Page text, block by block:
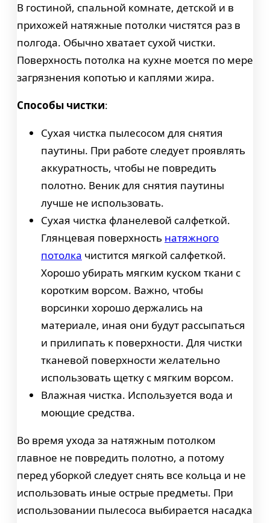
В гостиной, спальной комнате, детской и в
прихожей натяжные потолки чистятся раз в
полгода. Обычно хватает сухой чистки.
Поверхность потолка на кухне моется по мере
загрязнения копотью и каплями жира.
Способы чистки:
Сухая чистка пылесосом для снятия
паутины. При работе следует проявлять
аккуратность, чтобы не повредить
полотно. Веник для снятия паутины
лучше не использовать.
Сухая чистка фланелевой салфеткой.
Глянцевая поверхность натяжного
потолка чистится мягкой салфеткой.
Хорошо убирать мягким куском ткани с
коротким ворсом. Важно, чтобы
ворсинки хорошо держались на
материале, иная они будут рассыпаться
и прилипать к поверхности. Для чистки
тканевой поверхности желательно
использовать щетку с мягким ворсом.
Влажная чистка. Используется вода и
моющие средства.
Во время ухода за натяжным потолком
главное не повредить полотно, а потому
перед уборкой следует снять все кольца и не
использовать иные острые предметы. При
использовании пылесоса выбирается насадка